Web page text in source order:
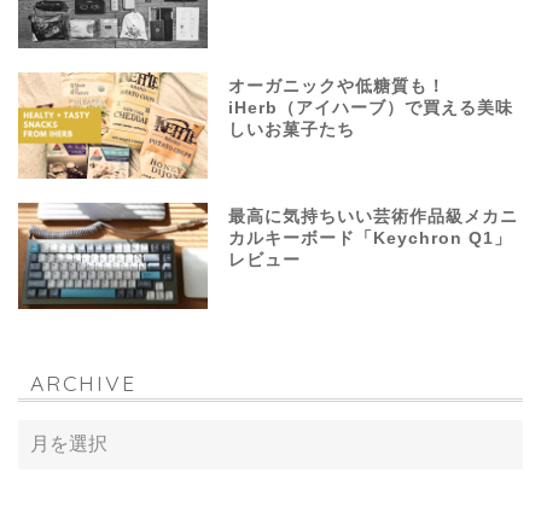
オーガニックや低糖質も！
iHerb（アイハーブ）で買える美味
しいお菓子たち
最高に気持ちいい芸術作品級メカニ
カルキーボード「Keychron Q1」
レビュー
ARCHIVE